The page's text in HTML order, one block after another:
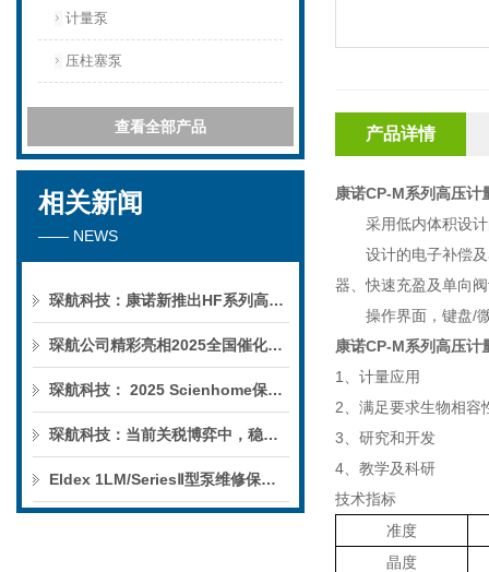
计量泵
压柱塞泵
查看全部产品
相关新闻
—— NEWS
琛航科技：康诺新推出HF系列高压恒流泵
琛航公司精彩亮相2025全国催化学术会议
琛航科技： 2025 Scienhome保护柱年中赠送活动
琛航科技：当前关税博弈中，稳定的货源可解您燃眉之急
Eldex 1LM/SeriesⅡ型泵维修保养服务
产品详情
康诺CP-M系列高压计
采用低内体积设
设计的电子补偿
器、快速充盈及单向
操作界面，键盘/
康诺CP-M系列高压计
1
、计量应用
2 、满足要求生物相容
3 、研究和开发
4 、教学及科研
技术指标
准度
晶度